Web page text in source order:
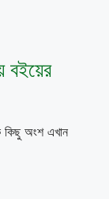
বইয়ের
কিছু অংশ এখান